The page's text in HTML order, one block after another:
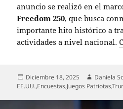
anuncio se realizó en el
Freedom 250, que busca
importante hito histórico a
actividades a nivel nacional.
Publicado
el
Diciembre 18, 2025 Autor
Daniela
EE.UU.,Encuestas,Juegos Patriotas,